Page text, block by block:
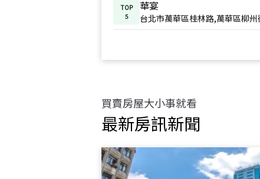
TOP
5
華宴
台北市萬華區桂林路,萬華區柳州
買賣房屋大小事就看
最新房訊新聞